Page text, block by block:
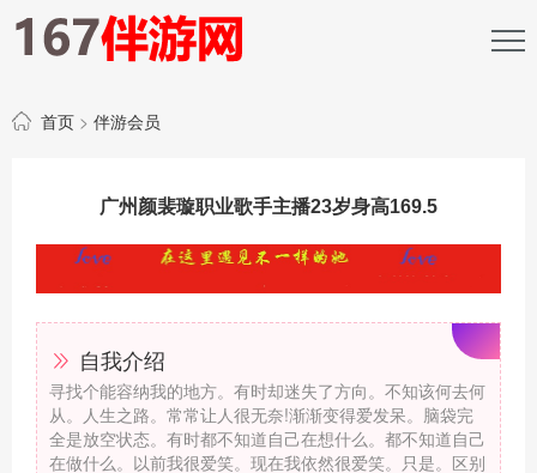
首页 > 伴游会员
广州颜裴璇职业歌手主播23岁身高169.5
自我介绍
寻找个能容纳我的地方。有时却迷失了方向。不知该何去何
从。人生之路。常常让人很无奈!渐渐变得爱发呆。脑袋完
全是放空状态。有时都不知道自己在想什么。都不知道自己
在做什么。以前我很爱笑。现在我依然很爱笑。只是。区别